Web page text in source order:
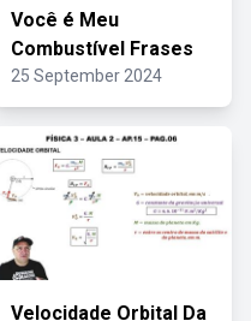
Você é Meu
Combustível Frases
25 September 2024
Velocidade Orbital Da